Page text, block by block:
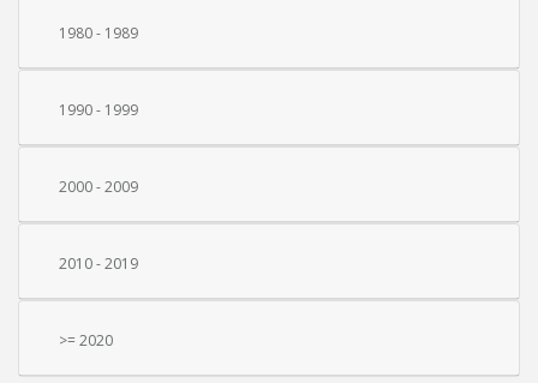
1980 - 1989
1990 - 1999
2000 - 2009
2010 - 2019
>= 2020